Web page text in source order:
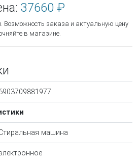
37660 ₽
Возможность заказа и актуальную цену
в магазине.
машина